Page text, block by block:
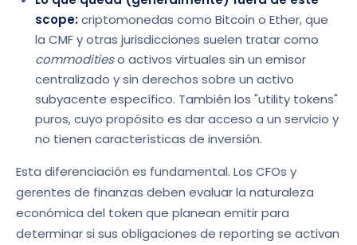
scope:criptomonedas como Bitcoin o Ether, que
la CMF y otras jurisdicciones suelen tratar como
commoditieso activos virtuales sin un emisor
centralizado y sin derechos sobre un activo
subyacente específico. También los "utility tokens"
puros, cuyo propósito es dar acceso a un servicio y
no tienen características de inversión.
Esta diferenciación es fundamental. Los CFOs y
gerentes de finanzas deben evaluar la naturaleza
económica del token que planean emitir para
determinar si sus obligaciones de reporting se activan